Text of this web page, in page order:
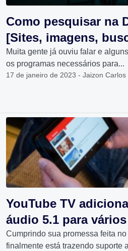
Como pesquisar na
[Sites, imagens,
Muita gente já ouviu falar e
os programas necessários para...
17 de janeiro de 2023 - Jaizon Carlos
YouTube TV
áudio 5.1 para
Cumprindo sua promessa feita
finalmente está trazendo suporte